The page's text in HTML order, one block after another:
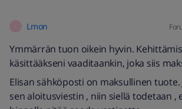
Lmon
Ymmärrän tuon oikein hyvin.
käsittääkseni vaaditaankin, joka siis
Elisan sähköposti on maksullinen tuote.
sen aloitusviestin , niin siellä todetaan ,